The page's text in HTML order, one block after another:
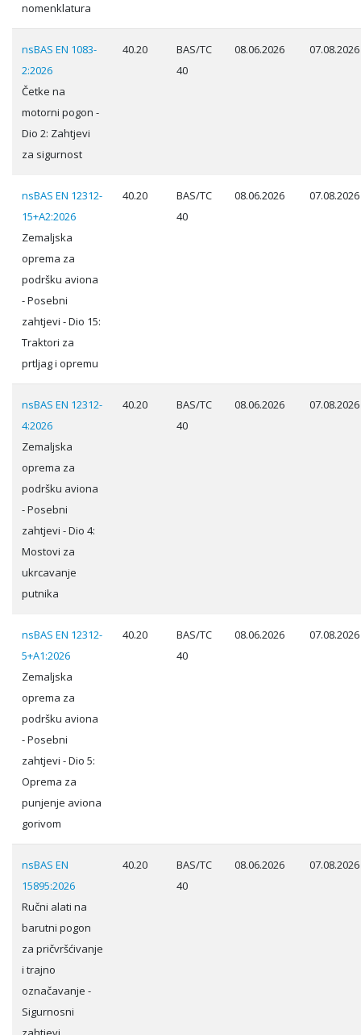
nomenklatura
nsBAS EN 1083-
2:2026
Četke na
motorni pogon -
Dio 2: Zahtjevi
za sigurnost
40.20
BAS/TC
40
08.06.2026 07.08.2026
nsBAS EN 12312-
15+A2:2026
Zemaljska
oprema za
podršku aviona
- Posebni
zahtjevi - Dio 15:
Traktori za
prtljag i opremu
40.20
BAS/TC
40
08.06.2026 07.08.2026
nsBAS EN 12312-
4:2026
Zemaljska
oprema za
podršku aviona
- Posebni
zahtjevi - Dio 4:
Mostovi za
ukrcavanje
putnika
40.20
BAS/TC
40
08.06.2026 07.08.2026
nsBAS EN 12312-
5+A1:2026
Zemaljska
oprema za
podršku aviona
- Posebni
zahtjevi - Dio 5:
Oprema za
punjenje aviona
gorivom
40.20
BAS/TC
40
08.06.2026 07.08.2026
nsBAS EN
15895:2026
Ručni alati na
barutni pogon
za pričvršćivanje
i trajno
označavanje -
Sigurnosni
40.20
BAS/TC
40
08.06.2026 07.08.2026